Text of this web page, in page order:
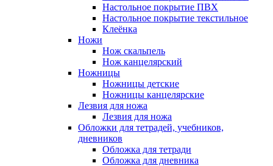
Настольное покрытие ПВХ
Настольное покрытие текстильное
Клеёнка
Ножи
Нож скальпель
Нож канцелярский
Ножницы
Ножницы детские
Ножницы канцелярские
Лезвия для ножа
Лезвия для ножа
Обложки для тетрадей, учебников,
дневников
Обложка для тетради
Обложка для дневника